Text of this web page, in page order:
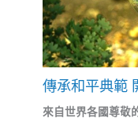
傳承和平典範
來自世界各國尊敬